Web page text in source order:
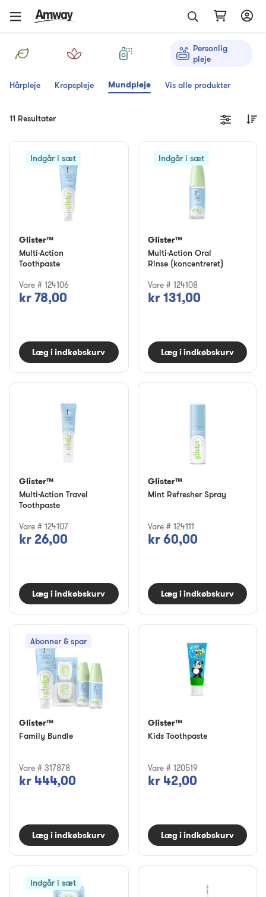
Personlig
pleje
Hårpleje Kropspleje Mundpleje Vis alle produkter
11 Resultater
Indgår i sæt
Glister™
Multi-Action
Toothpaste
Vare # 124106
kr 78,00
Læg i indkøbskurv
Indgår i sæt
Glister™
Multi-Action Oral
Rinse (koncentreret)
Vare # 124108
kr 131,00
Læg i indkøbskurv
Glister™
Multi-Action Travel
Toothpaste
Vare # 124107
kr 26,00
Læg i indkøbskurv
Glister™
Mint Refresher Spray
Vare # 124111
kr 60,00
Læg i indkøbskurv
Abonner & spar
Glister™
Family Bundle
Vare # 317878
kr 444,00
Læg i indkøbskurv
Glister™
Kids Toothpaste
Vare # 120519
kr 42,00
Læg i indkøbskurv
Indgår i sæt